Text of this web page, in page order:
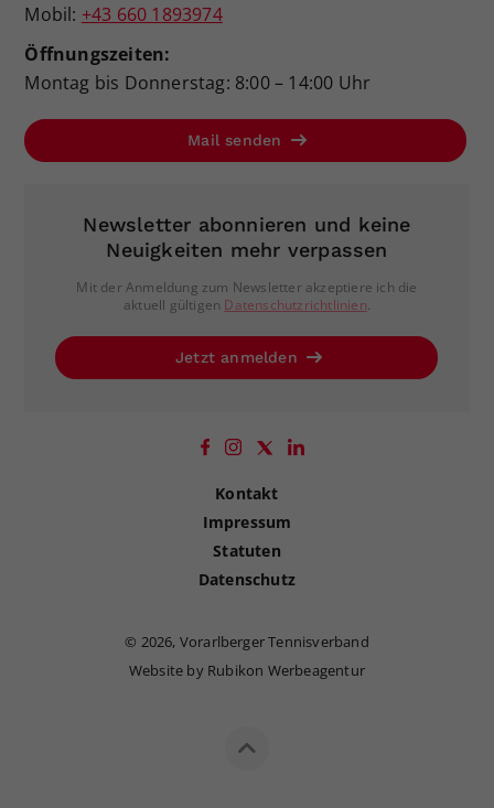
Mobil: +43 660 1893974
Öffnungszeiten:
Montag bis Donnerstag: 8:00 – 14:00 Uhr
Mail senden
Newsletter abonnieren und keine
Neuigkeiten mehr verpassen
Mit der Anmeldung zum Newsletter akzeptiere ich die
aktuell gültigen Datenschutzrichtlinien.
Jetzt anmelden
Kontakt
Impressum
Statuten
Datenschutz
© 2026, Vorarlberger Tennisverband
Website by Rubikon Werbeagentur